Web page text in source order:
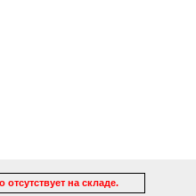
на складе.